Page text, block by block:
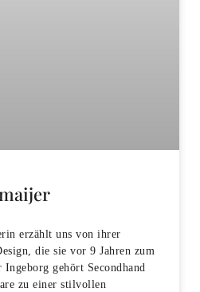
erzählt uns von ihrer
die sie vor 9 Jahren zum
gehört Secondhand
zu einer stilvollen